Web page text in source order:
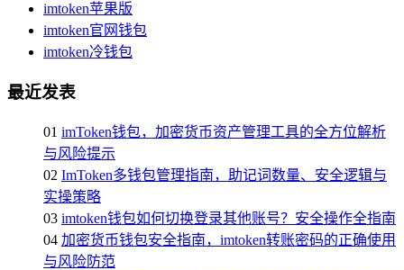
imtoken苹果版
imtoken官网钱包
imtoken冷钱包
最近发表
01 imToken钱包，加密货币资产管理工具的全方位解析
与风险提示
02 ImToken多钱包管理指南，助记词数量、安全逻辑与
实操策略
03 imtoken钱包如何切换登录其他账号？安全操作全指南
04 加密货币钱包安全指南，imtoken转账密码的正确使用
与风险防范